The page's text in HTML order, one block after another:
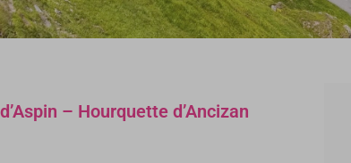
– Hourquette d’Ancizan